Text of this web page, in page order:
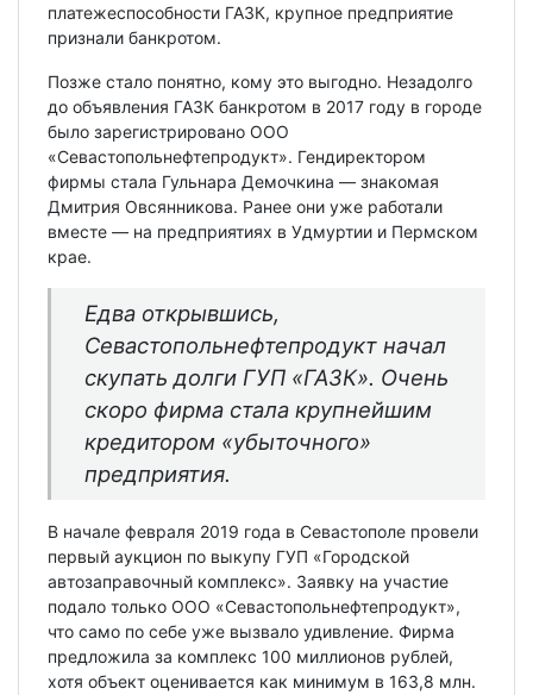
платежеспособности ГАЗК, крупное предприятие
признали банкротом.
Позже стало понятно, кому это выгодно. Незадолго
до объявления ГАЗК банкротом в 2017 году в городе
было зарегистрировано ООО
«Севастопольнефтепродукт». Гендиректором
фирмы стала Гульнара Демочкина — знакомая
Дмитрия Овсянникова. Ранее они уже работали
вместе — на предприятиях в Удмуртии и Пермском
крае.
Едва открывшись,
Севастопольнефтепродукт начал
скупать долги ГУП «ГАЗК». Очень
скоро фирма стала крупнейшим
кредитором «убыточного»
предприятия.
В начале февраля 2019 года в Севастополе провели
первый аукцион по выкупу ГУП «Городской
автозаправочный комплекс». Заявку на участие
подало только ООО «Севастопольнефтепродукт»,
что само по себе уже вызвало удивление. Фирма
предложила за комплекс 100 миллионов рублей,
хотя объект оценивается как минимум в 163,8 млн.